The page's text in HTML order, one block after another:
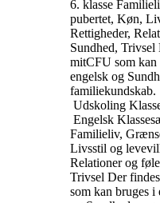
6. klasse
pubertet, Køn,
Rettigheder,
Sundhed, Trivsel
mitCFU som
engelsk og
familiekundskab.
Udskoling
Engelsk
Familieliv,
Livsstil og
Relationer og
Trivsel Der
som kan bruges